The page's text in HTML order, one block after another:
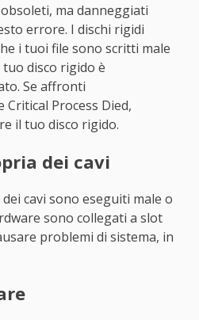
ma danneggiati
errore. I dischi rigidi
i tuoi file sono scritti male
disco rigido è
Se affronti
Process Died,
il tuo disco rigido.
dei cavi
cavi sono eseguiti male o
sono collegati a slot
problemi di sistema, in